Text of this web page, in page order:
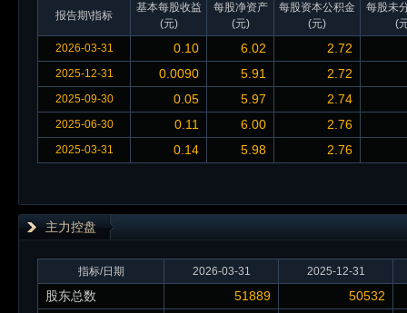
报告期\指标
基本每股收益
(元)
每股净资产
(元)
每股资本公积金
(元)
每股未
(
2026-03-31
0.10 6.02 2.72
2025-12-31 0.0090 5.91 2.72
2025-09-30 0.05 5.97 2.74
2025-06-30 0.11 6.00 2.76
2025-03-31 0.14 5.98 2.76
主力控盘
指标/日期 2026-03-31 2025-12-31
股东总数 51889
50532